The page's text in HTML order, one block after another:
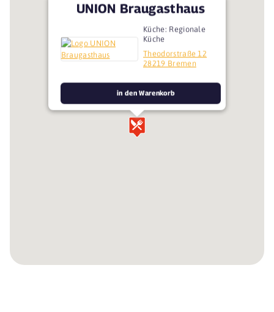
UNION Braugasthaus
Küche: Regionale
Küche
Theodorstraße 12
28219 Bremen
in den Warenkorb